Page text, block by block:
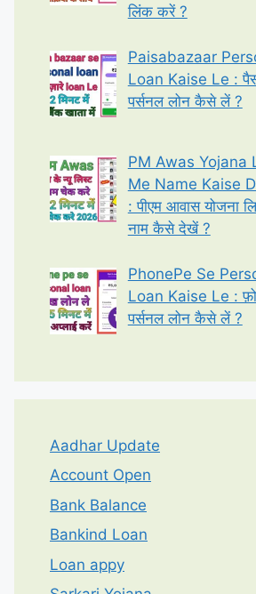
लिंक करें ?
Paisabazaar
Loan Kaise Le :
पर्सनल लोन कैसे लें ?
PM Awas Yojana
Me Name Kaise
: पीएम आवास योजना
नाम कैसे देखें ?
PhonePe Se
Loan Kaise Le :
पर्सनल लोन कैसे लें ?
Aadhar Update
Account Open
Bank Balance
Bankind Loan
Loan appy